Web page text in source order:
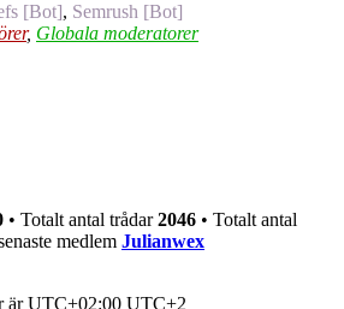
[Bot], Semrush [Bot]
, Globala moderatorer
• Totalt antal trådar2046 • Totalt antal
medlem Julianwex
är UTC+02:00 UTC+2